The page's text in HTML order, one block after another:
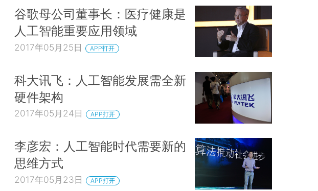
谷歌母公司董事长：医疗健康是
人工智能重要应用领域
2017年05月25日 APP打开
科大讯飞：人工智能发展需全新
硬件架构
2017年05月24日 APP打开
李彦宏：人工智能时代需要新的
思维方式
2017年05月23日 APP打开